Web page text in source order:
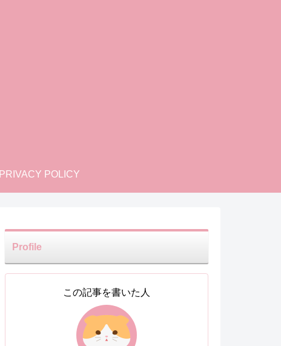
PRIVACY POLICY
Profile
この記事を書いた人